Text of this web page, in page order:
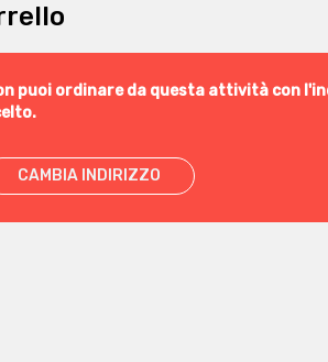
puoi ordinare da questa attività con
CAMBIA INDIRIZZO